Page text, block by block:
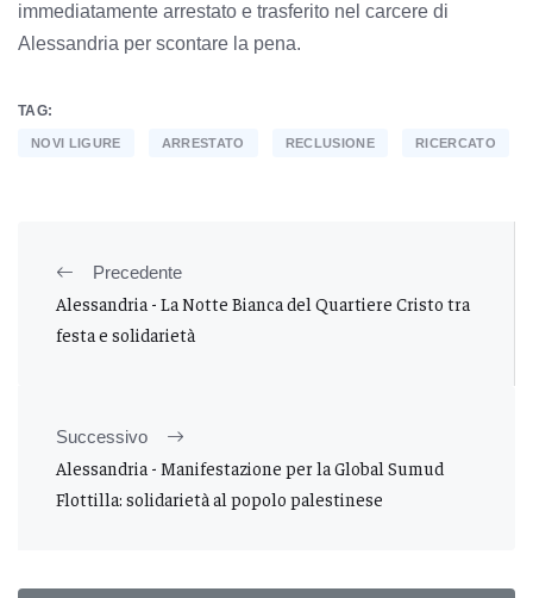
immediatamente arrestato e trasferito nel carcere di
Alessandria per scontare la pena.
TAG:
NOVI LIGURE ARRESTATO RECLUSIONE RICERCATO
Precedente
Alessandria - La Notte Bianca del Quartiere Cristo tra
festa e solidarietà
Successivo
Alessandria - Manifestazione per la Global Sumud
Flottilla: solidarietà al popolo palestinese